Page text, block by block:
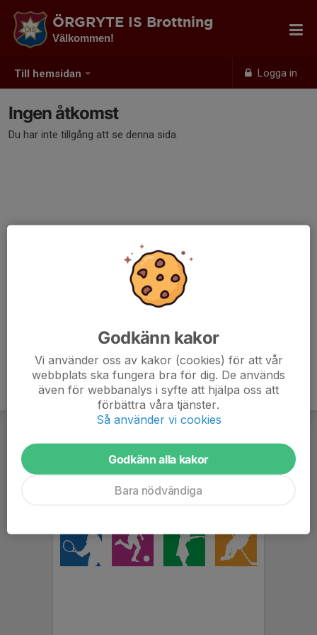
Till hemsidan Logga in
ÖRGRYTE IS Brottning
Välkommen!
Ingen åtkomst
Du har inte tillgång att se denna sida.
Godkänn kakor
Vi använder oss av kakor (cookies) för att vår
webbplats ska fungera bra för dig. De används
även för webbanalys i syfte att hjälpa oss att
förbättra våra tjänster.
Så använder vi cookies
Godkänn alla kakor
Bara nödvändiga